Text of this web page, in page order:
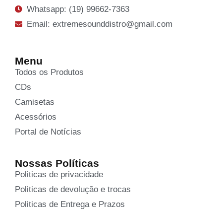
Whatsapp: (19) 99662-7363
Email: extremesounddistro@gmail.com
Menu
Todos os Produtos
CDs
Camisetas
Acessórios
Portal de Notícias
Nossas Políticas
Politicas de privacidade
Politicas de devolução e trocas
Politicas de Entrega e Prazos